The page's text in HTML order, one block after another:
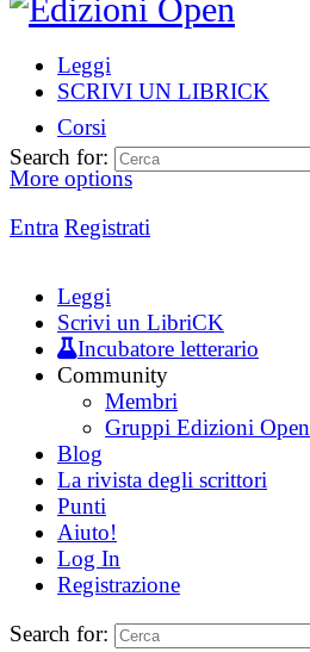
Leggi
SCRIVI UN LIBRICK
Corsi
More options
Entra Registrati
Search for:
Leggi
Scrivi un LibriCK
Incubatore letterario
Community
Membri
Gruppi Edizioni Open
Blog
La rivista degli scrittori
Punti
Aiuto!
Log In
Registrazione
Search for: